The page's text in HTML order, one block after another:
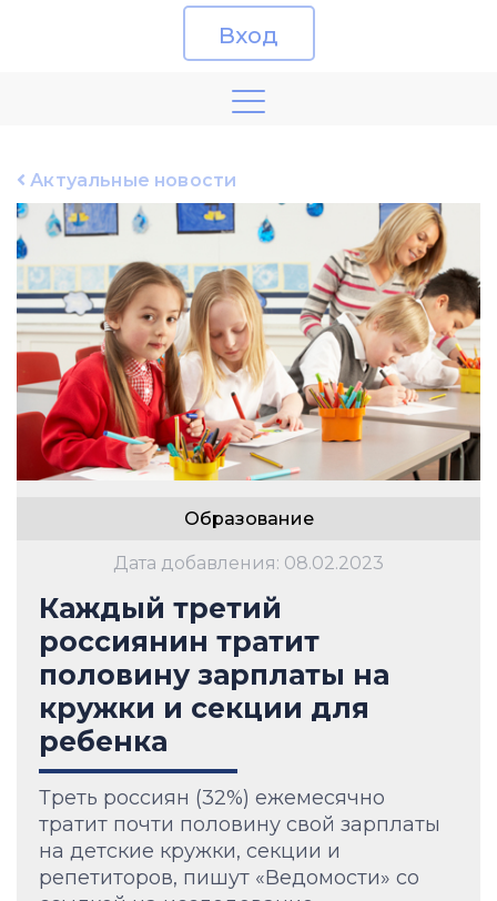
Вход
Актуальные новости
Образование
Дата добавления: 08.02.2023
Каждый третий
россиянин тратит
половину зарплаты на
кружки и секции для
ребенка
Треть россиян (32%) ежемесячно
тратит почти половину свой зарплаты
на детские кружки, секции и
репетиторов, пишут «Ведомости» со